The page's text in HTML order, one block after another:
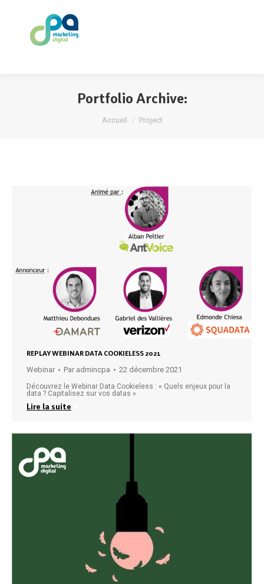
Portfolio Archive:
Vous êtes ici :
Accueil Project
REPLAY WEBINAR DATA COOKIELESS 2021
Webinar Par admincpa 22 décembre 2021
Découvrez le Webinar Data Cookieless : « Quels enjeux pour la
data ? Capitalisez sur vos datas »
Lire la suite